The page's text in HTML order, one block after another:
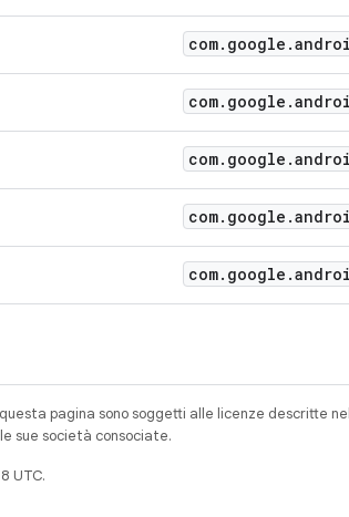
com. google .
com. google .
com. google .
com. google .
com. google .
pagina sono soggetti alle licenze descritte
sue società consociate.
UTC.